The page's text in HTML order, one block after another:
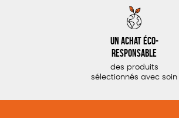
Un achat éco-
responsable
des produits
sélectionnés avec soin